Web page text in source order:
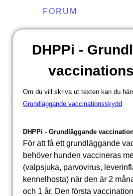
FORUM
DHPPi -
Om du vill skriva ut texten kan du
Grundläggande vaccinationsskydd.
DHPPi - Grundläggande
För att få ett grundläggande
behöver hunden vaccineras
(valpsjuka, parvovirus,
kennelhosta) när den är 2
och 1 år. Den första